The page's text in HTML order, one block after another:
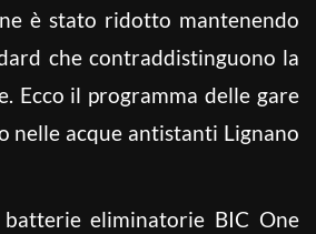
è stato ridotto mantenendo
che contraddistinguono la
Ecco il programma delle gare
nelle acque antistanti Lignano
eliminatorie BIC One